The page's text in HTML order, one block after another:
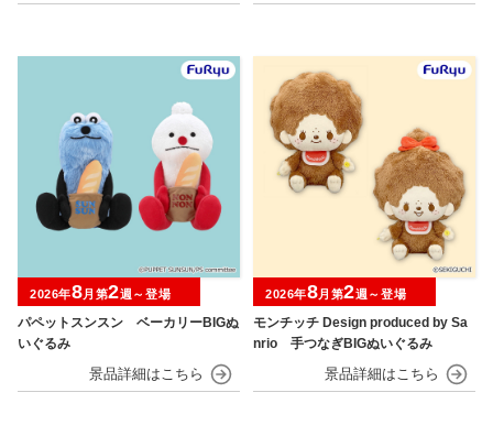
パペットスンスン ベーカリーBIGぬ
いぐるみ
2026年8月第2週～登場
モンチッチ Design produced by Sa
nrio 手つなぎBIGぬいぐるみ
2026年8月第2週～登場